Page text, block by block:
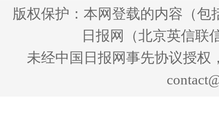
版权保护：本网登载的内容（
日报网（北京英信联
未经中国日报网事先协议授权